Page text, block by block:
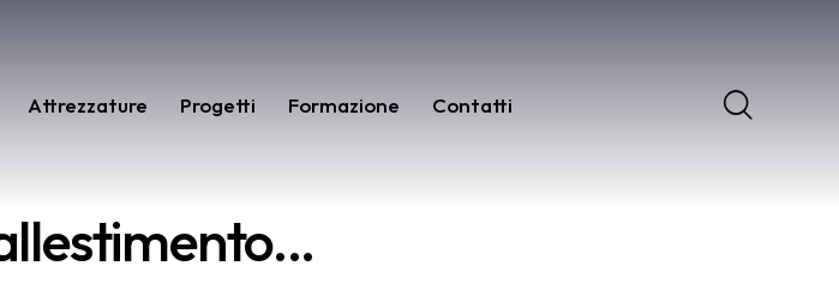
Attrezzature Progetti Formazione Contatti